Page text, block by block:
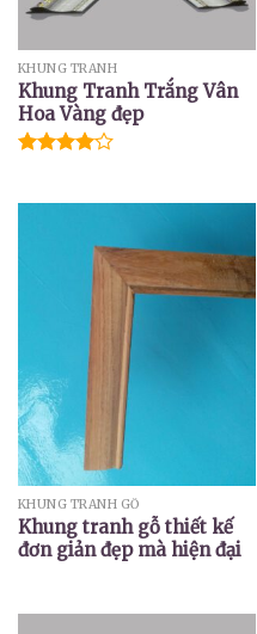
KHUNG TRANH
Khung Tranh Trắng Vân
Hoa Vàng đẹp
4.005
KHUNG TRANH GỖ
Khung tranh gỗ thiết kế
đơn giản đẹp mà hiện đại